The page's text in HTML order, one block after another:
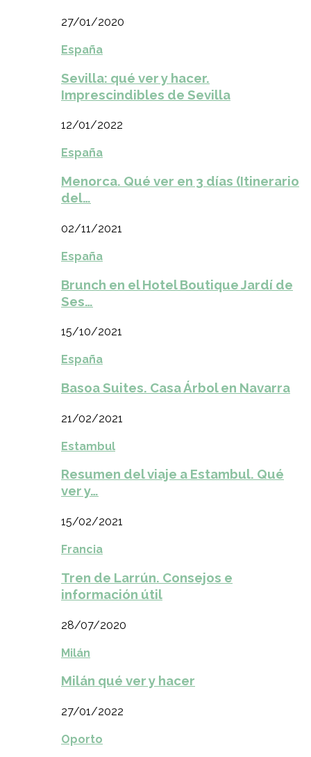
27/01/2020
España
Sevilla: qué ver y hacer.
Imprescindibles de Sevilla
12/01/2022
España
Menorca. Qué ver en 3 días (Itinerario
del…
02/11/2021
España
Brunch en el Hotel Boutique Jardí de
Ses…
15/10/2021
España
Basoa Suites. Casa Árbol en Navarra
21/02/2021
Estambul
Resumen del viaje a Estambul. Qué
ver y…
15/02/2021
Francia
Tren de Larrún. Consejos e
información útil
28/07/2020
Milán
Milán qué ver y hacer
27/01/2022
Oporto